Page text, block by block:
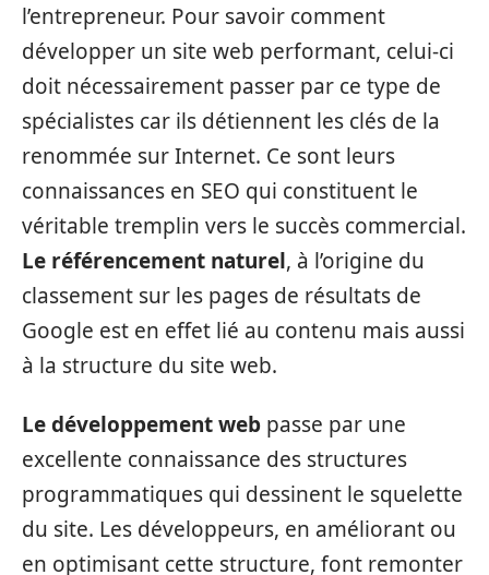
l’entrepreneur. Pour savoir comment
développer un site web performant, celui-ci
doit nécessairement passer par ce type de
spécialistes car ils détiennent les clés de la
renommée sur Internet. Ce sont leurs
connaissances en SEO qui constituent le
véritable tremplin vers le succès commercial.
Le référencement naturel, à l’origine du
classement sur les pages de résultats de
Google est en effet lié au contenu mais aussi
à la structure du site web.
Le développement web passe par une
excellente connaissance des structures
programmatiques qui dessinent le squelette
du site. Les développeurs, en améliorant ou
en optimisant cette structure, font remonter